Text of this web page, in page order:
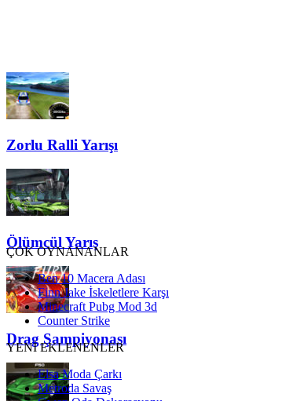
Zorlu Ralli Yarışı
Ölümcül Yarış
Drag Şampiyonası
ÇOK OYNANANLAR
Ben 10 Macera Adası
Finn Jake İskeletlere Karşı
Minecraft Pubg Mod 3d
Counter Strike
YENİ EKLENENLER
Elsa Moda Çarkı
Metroda Savaş